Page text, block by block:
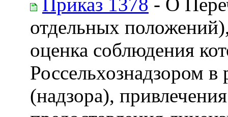
отдельных
оценка соблюдения
Россельхознадзором в
(надзора),